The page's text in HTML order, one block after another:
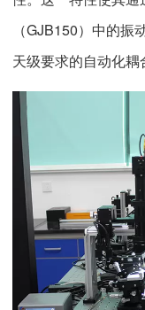
（GJB150）中的
天级要求的自动化耦